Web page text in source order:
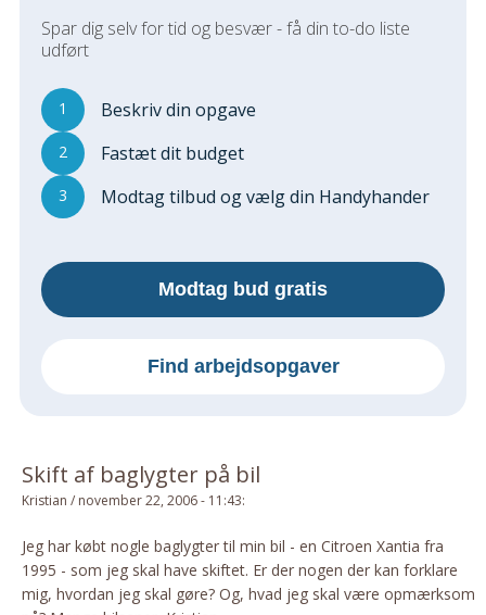
Varme Og Energi
Andet
MALER
Indendørs
Udendørs
Kan Det Males?
MURER
Reparationer
Om Materialer
HANDYMAN
Tips Og Tricks
Kemi
Andet
Båd
Spar dig selv for tid og besvær - få din to-do liste
udført
1 Beskriv din opgave
2 Fastæt dit budget
3 Modtag tilbud og vælg din Handyhander
Modtag bud gratis
Find arbejdsopgaver
Skift af baglygter på bil
Kristian / november 22, 2006 - 11:43:
Jeg har købt nogle baglygter til min bil - en Citroen Xantia fra
1995 - som jeg skal have skiftet. Er der nogen der kan forklare
mig, hvordan jeg skal gøre? Og, hvad jeg skal være opmærksom